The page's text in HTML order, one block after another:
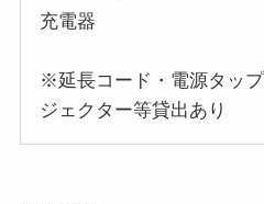
充電器
※延長コード・電源タッ
ジェクター等貸出あり